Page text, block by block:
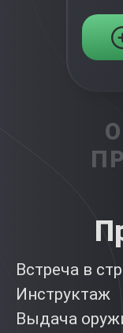
Встреча в
Инструктаж
Выдача